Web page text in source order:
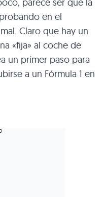
en el
Claro que hay un
«fija» al coche de
un primer paso para
a un Fórmula 1 en